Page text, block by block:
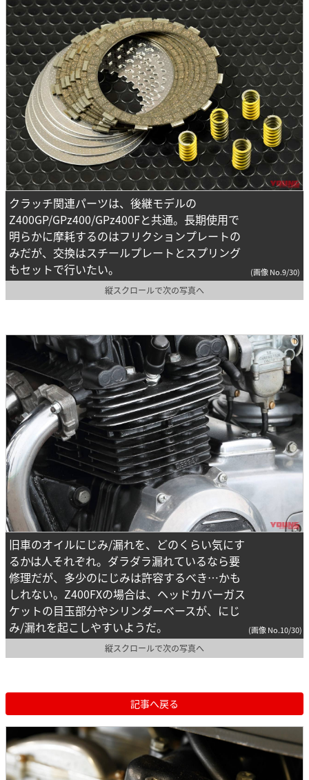
クラッチ関連パーツは、後継モデルの
Z400GP/GPz400/GPz400Fと共通。長期使用で
明らかに摩耗するのはフリクションプレートの
みだが、交換はスチールプレートとスプリング
もセットで行いたい。
(画像 No.9/30)
縦スクロールで次の写真へ
旧車のオイルにじみ/漏れを、どのくらい気にす
るかは人それぞれ。ダラダラ漏れているなら要
修理だが、多少のにじみは許容するべき…かも
しれない。Z400FXの場合は、ヘッドカバーガス
ケットの目玉部分やシリンダーベースが、にじ
み/漏れを起こしやすいようだ。
(画像 No.10/30)
縦スクロールで次の写真へ
記事へ戻る